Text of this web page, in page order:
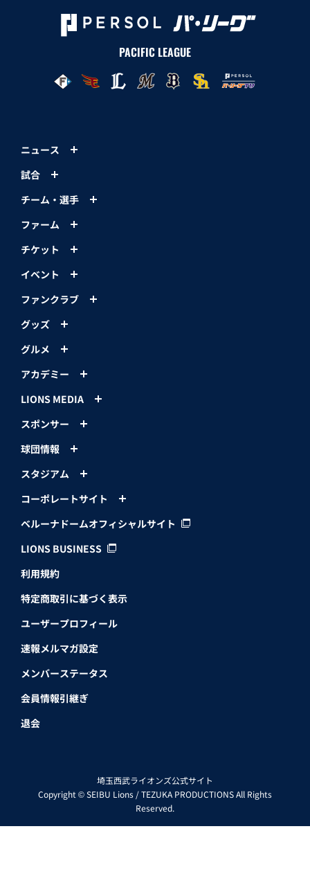
PACIFIC LEAGUE
ニュース
試合
チーム・選手
ファーム
チケット
イベント
ファンクラブ
グッズ
グルメ
アカデミー
LIONS MEDIA
スポンサー
球団情報
スタジアム
コーポレートサイト
ベルーナドームオフィシャルサイト
LIONS BUSINESS
利用規約
特定商取引に基づく表示
ユーザープロフィール
速報メルマガ設定
メンバーステータス
会員情報引継ぎ
退会
埼玉西武ライオンズ公式サイト
Copyright © SEIBU Lions / TEZUKA PRODUCTIONS All Rights
Reserved.